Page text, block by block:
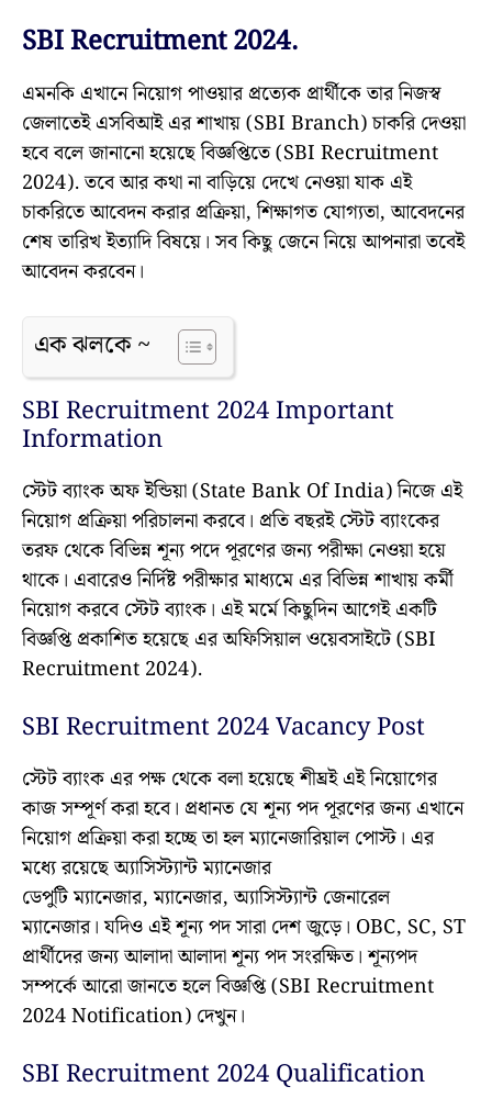
SBI Recruitment 2024.
এমনকি এখানে নিয়োগ পাওয়ার প্রত্যেক প্রার্থীকে তার নিজস্ব
জেলাতেই এসবিআই এর শাখায় (SBI Branch) চাকরি দেওয়া
হবে বলে জানানো হয়েছে বিজ্ঞপ্তিতে (SBI Recruitment
2024). তবে আর কথা না বাড়িয়ে দেখে নেওয়া যাক এই
চাকরিতে আবেদন করার প্রক্রিয়া, শিক্ষাগত যোগ্যতা, আবেদনের
শেষ তারিখ ইত্যাদি বিষয়ে। সব কিছু জেনে নিয়ে আপনারা তবেই
আবেদন করবেন।
এক ঝলকে ~
SBI Recruitment 2024 Important
Information
স্টেট ব্যাংক অফ ইন্ডিয়া (State Bank Of India) নিজে এই
নিয়োগ প্রক্রিয়া পরিচালনা করবে। প্রতি বছরই স্টেট ব্যাংকের
তরফ থেকে বিভিন্ন শূন্য পদে পূরণের জন্য পরীক্ষা নেওয়া হয়ে
থাকে। এবারেও নির্দিষ্ট পরীক্ষার মাধ্যমে এর বিভিন্ন শাখায় কর্মী
নিয়োগ করবে স্টেট ব্যাংক। এই মর্মে কিছুদিন আগেই একটি
বিজ্ঞপ্তি প্রকাশিত হয়েছে এর অফিসিয়াল ওয়েবসাইটে (SBI
Recruitment 2024).
SBI Recruitment 2024 Vacancy Post
স্টেট ব্যাংক এর পক্ষ থেকে বলা হয়েছে শীঘ্রই এই নিয়োগের
কাজ সম্পূর্ণ করা হবে। প্রধানত যে শূন্য পদ পূরণের জন্য এখানে
নিয়োগ প্রক্রিয়া করা হচ্ছে তা হল ম্যানেজারিয়াল পোস্ট। এর
মধ্যে রয়েছে অ্যাসিস্ট্যান্ট ম্যানেজার
ডেপুটি ম্যানেজার, ম্যানেজার, অ্যাসিস্ট্যান্ট জেনারেল
ম্যানেজার। যদিও এই শূন্য পদ সারা দেশ জুড়ে। OBC, SC, ST
প্রার্থীদের জন্য আলাদা আলাদা শূন্য পদ সংরক্ষিত। শূন্যপদ
সম্পর্কে আরো জানতে হলে বিজ্ঞপ্তি (SBI Recruitment
2024 Notification) দেখুন।
SBI Recruitment 2024 Qualification